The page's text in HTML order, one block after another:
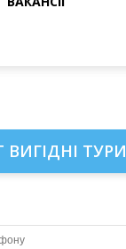
ВИГІДНІ ТУРИ